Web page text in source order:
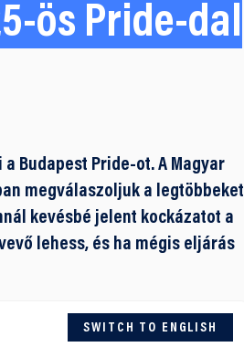
ös Pride-dal
Budapest Pride-ot. A Magyar
megválaszoljuk a legtöbbeket
kevésbé jelent kockázatot a
lehess, és ha mégis eljárás
SWITCH TO ENGLISH